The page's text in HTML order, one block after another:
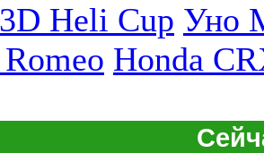
3D Heli Cup Уно
Honda